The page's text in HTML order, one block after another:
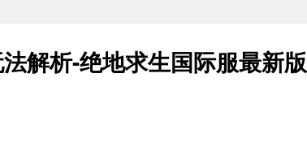
解析-绝地求生国际服最新版